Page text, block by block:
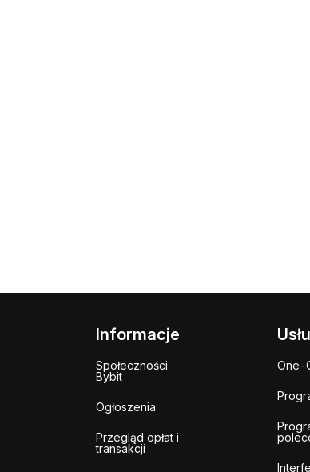
Informacje
Społeczności
Bybit
Ogłoszenia
Przegląd opłat i
transakcji
One-